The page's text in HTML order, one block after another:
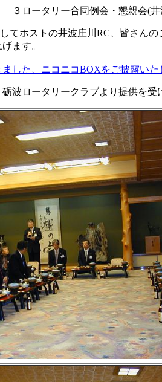
ロータリー合同例会・懇親会(
てホストの井波庄川RC、皆さん
ます。
した、ニコニコBOXをご披露いた
波ロータリークラブより提供を